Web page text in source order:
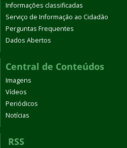
Informações classificadas
Serviço de Informação ao Cidadão
Perguntas Frequentes
Dados Abertos
Central de Conteúdos
Imagens
Vídeos
Periódicos
Notícias
RSS